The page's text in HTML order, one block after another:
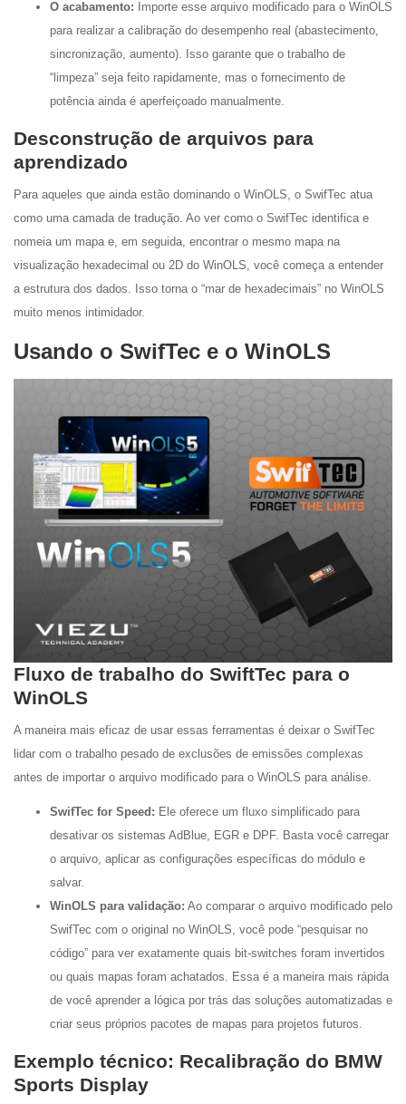
O acabamento: Importe esse arquivo modificado para o WinOLS
para realizar a calibração do desempenho real (abastecimento,
sincronização, aumento). Isso garante que o trabalho de
“limpeza” seja feito rapidamente, mas o fornecimento de
potência ainda é aperfeiçoado manualmente.
Desconstrução de arquivos para
aprendizado
Para aqueles que ainda estão dominando o WinOLS, o SwifTec atua
como uma camada de tradução. Ao ver como o SwifTec identifica e
nomeia um mapa e, em seguida, encontrar o mesmo mapa na
visualização hexadecimal ou 2D do WinOLS, você começa a entender
a estrutura dos dados. Isso torna o “mar de hexadecimais” no WinOLS
muito menos intimidador.
Usando o SwifTec e o WinOLS
Fluxo de trabalho do SwiftTec para o
WinOLS
A maneira mais eficaz de usar essas ferramentas é deixar o SwifTec
lidar com o trabalho pesado de exclusões de emissões complexas
antes de importar o arquivo modificado para o WinOLS para análise.
SwifTec for Speed: Ele oferece um fluxo simplificado para
desativar os sistemas AdBlue, EGR e DPF. Basta você carregar
o arquivo, aplicar as configurações específicas do módulo e
salvar.
WinOLS para validação: Ao comparar o arquivo modificado pelo
SwifTec com o original no WinOLS, você pode “pesquisar no
código” para ver exatamente quais bit-switches foram invertidos
ou quais mapas foram achatados. Essa é a maneira mais rápida
de você aprender a lógica por trás das soluções automatizadas e
criar seus próprios pacotes de mapas para projetos futuros.
Exemplo técnico: Recalibração do BMW
Sports Display